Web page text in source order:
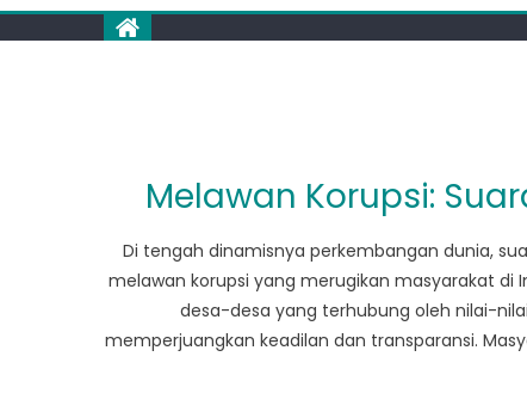
Melawan Korupsi:
Di tengah dinamisnya perkembangan dunia,
melawan korupsi yang merugikan masyarakat di
desa-desa yang terhubung oleh nilai-
memperjuangkan keadilan dan transparansi.